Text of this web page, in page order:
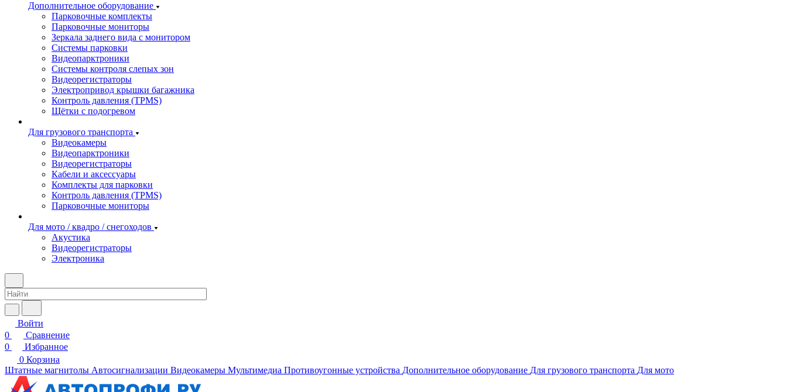
Дополнительное оборудование
Парковочные комплекты
Парковочные мониторы
Зеркала заднего вида с монитором
Системы парковки
Видеопарктроники
Системы контроля слепых зон
Видеорегистраторы
Электропривод крышки багажника
Контроль давления (TPMS)
Щётки с подогревом
Для грузового транспорта
Видеокамеры
Видеопарктроники
Видеорегистраторы
Кабели и аксессуары
Комплекты для парковки
Контроль давления (TPMS)
Парковочные мониторы
Для мото / квадро / снегоходов
Акустика
Видеорегистраторы
Электроника
Войти
0
Сравнение
0
Избранное
0 Корзина
Штатные магнитолы Автосигнализации Видеокамеры Мультимедиа Противоугонные устройства Дополнительное оборудование Для грузового транспорта Для мото